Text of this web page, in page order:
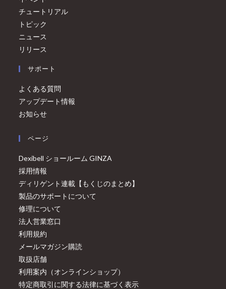
チュートリアル
トピック
ニュース
リリース
サポート
よくある質問
アップデート情報
お知らせ
ページ
Dexibell ショールーム GINZA
採用情報
ディリゲント連載【もくじのまとめ】
製品のサポートについて
修理について
法人営業窓口
利用規約
メールマガジン購読
取扱店舗
利用案内（オンラインショップ）
特定商取引に関する法律に基づく表示